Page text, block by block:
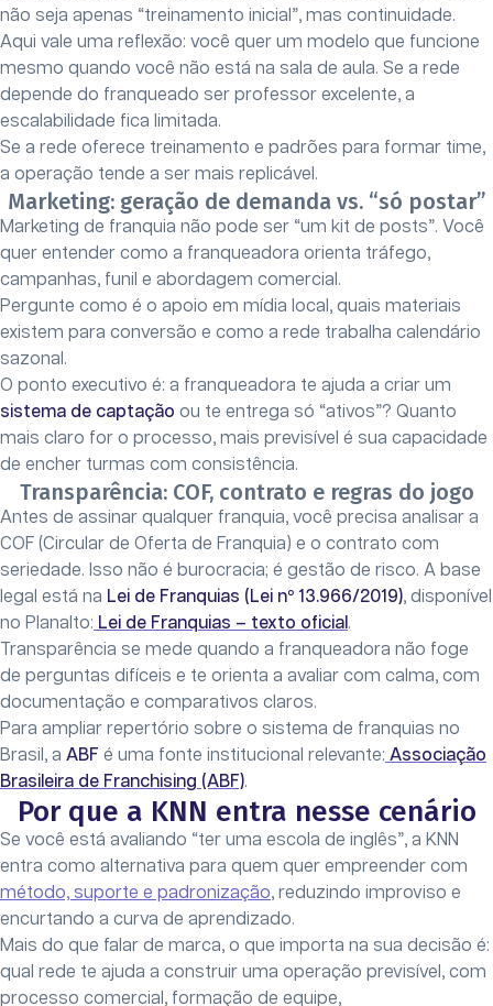
não seja apenas “treinamento inicial”, mas continuidade.
Aqui vale uma reflexão: você quer um modelo que funcione
mesmo quando você não está na sala de aula. Se a rede
depende do franqueado ser professor excelente, a
escalabilidade fica limitada.
Se a rede oferece treinamento e padrões para formar time,
a operação tende a ser mais replicável.
Marketing: geração de demanda vs. “só postar”
Marketing de franquia não pode ser “um kit de posts”. Você
quer entender como a franqueadora orienta tráfego,
campanhas, funil e abordagem comercial.
Pergunte como é o apoio em mídia local, quais materiais
existem para conversão e como a rede trabalha calendário
sazonal.
O ponto executivo é: a franqueadora te ajuda a criar um
sistema de captação ou te entrega só “ativos”? Quanto
mais claro for o processo, mais previsível é sua capacidade
de encher turmas com consistência.
Transparência: COF, contrato e regras do jogo
Antes de assinar qualquer franquia, você precisa analisar a
COF (Circular de Oferta de Franquia) e o contrato com
seriedade. Isso não é burocracia; é gestão de risco. A base
legal está na Lei de Franquias (Lei nº 13.966/2019), disponível
no Planalto: Lei de Franquias – texto oficial .
Transparência se mede quando a franqueadora não foge
de perguntas difíceis e te orienta a avaliar com calma, com
documentação e comparativos claros.
Para ampliar repertório sobre o sistema de franquias no
Brasil, a ABF é uma fonte institucional relevante: Associação
Brasileira de Franchising (ABF).
Por que a KNN entra nesse cenário
Se você está avaliando “ter uma escola de inglês”, a KNN
entra como alternativa para quem quer empreender com
método, suporte e padronização, reduzindo improviso e
encurtando a curva de aprendizado.
Mais do que falar de marca, o que importa na sua decisão é:
qual rede te ajuda a construir uma operação previsível, com
processo comercial, formação de equipe,